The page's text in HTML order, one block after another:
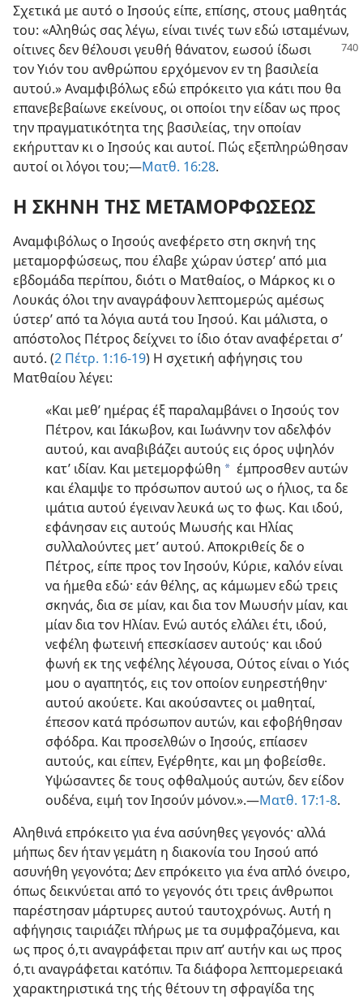
Σχετικά με αυτό ο Ιησούς είπε, επίσης, στους μαθητάς
του: «Αληθώς σας λέγω, είναι τινές των εδώ ισταμένων,
οίτινες δεν θέλουσι γευθή θάνατον, εωσού ίδωσι
τον Υιόν του ανθρώπου ερχόμενον εν τη βασιλεία
αυτού.» Αναμφιβόλως εδώ επρόκειτο για κάτι που θα
επανεβεβαίωνε εκείνους, οι οποίοι την είδαν ως προς
την πραγματικότητα της βασιλείας, την οποίαν
εκήρυτταν κι ο Ιησούς και αυτοί. Πώς εξεπληρώθησαν
αυτοί οι λόγοι του;—Ματθ. 16:28.
Η ΣΚΗΝΗ ΤΗΣ ΜΕΤΑΜΟΡΦΩΣΕΩΣ
Αναμφιβόλως ο Ιησούς ανεφέρετο στη σκηνή της
μεταμορφώσεως, που έλαβε χώραν ύστερ’ από μια
εβδομάδα περίπου, διότι ο Ματθαίος, ο Μάρκος κι ο
Λουκάς όλοι την αναγράφουν λεπτομερώς αμέσως
ύστερ’ από τα λόγια αυτά του Ιησού. Και μάλιστα, ο
απόστολος Πέτρος δείχνει το ίδιο όταν αναφέρεται σ’
αυτό. (2 Πέτρ. 1:16-19) Η σχετική αφήγησις του
Ματθαίου λέγει:
«Και μεθ’ ημέρας έξ παραλαμβάνει ο Ιησούς τον
Πέτρον, και Ιάκωβον, και Ιωάννην τον αδελφόν
αυτού, και αναβιβάζει αυτούς εις όρος υψηλόν
κατ’ ιδίαν. Και μετεμορφώθη a έμπροσθεν αυτών
και έλαμψε το πρόσωπον αυτού ως ο ήλιος, τα δε
ιμάτια αυτού έγειναν λευκά ως το φως. Και ιδού,
εφάνησαν εις αυτούς Μωυσής και Ηλίας
συλλαλούντες μετ’ αυτού. Αποκριθείς δε ο
Πέτρος, είπε προς τον Ιησούν, Κύριε, καλόν είναι
να ήμεθα εδώ· εάν θέλης, ας κάμωμεν εδώ τρεις
σκηνάς, δια σε μίαν, και δια τον Μωυσήν μίαν, και
μίαν δια τον Ηλίαν. Ενώ αυτός ελάλει έτι, ιδού,
νεφέλη φωτεινή επεσκίασεν αυτούς· και ιδού
φωνή εκ της νεφέλης λέγουσα, Ούτος είναι ο Υιός
μου ο αγαπητός, εις τον οποίον ευηρεστήθην·
αυτού ακούετε. Και ακούσαντες οι μαθηταί,
έπεσον κατά πρόσωπον αυτών, και εφοβήθησαν
σφόδρα. Και προσελθών ο Ιησούς, επίασεν
αυτούς, και είπεν, Εγέρθητε, και μη φοβείσθε.
Υψώσαντες δε τους οφθαλμούς αυτών, δεν είδον
ουδένα, ειμή τον Ιησούν μόνον.».—Ματθ. 17:1-8.
Αληθινά επρόκειτο για ένα ασύνηθες γεγονός· αλλά
μήπως δεν ήταν γεμάτη η διακονία του Ιησού από
ασυνήθη γεγονότα; Δεν επρόκειτο για ένα απλό όνειρο,
όπως δεικνύεται από το γεγονός ότι τρεις άνθρωποι
παρέστησαν μάρτυρες αυτού ταυτοχρόνως. Αυτή η
αφήγησις ταιριάζει πλήρως με τα συμφραζόμενα, και
ως προς ό,τι αναγράφεται πριν απ’ αυτήν και ως προς
ό,τι αναγράφεται κατόπιν. Τα διάφορα λεπτομερειακά
χαρακτηριστικά της τής θέτουν τη σφραγίδα της